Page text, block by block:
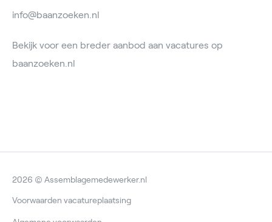
info@baanzoeken.nl
Bekijk voor een breder aanbod aan vacatures op
baanzoeken.nl
2026 © Assemblagemedewerker.nl
Voorwaarden vacatureplaatsing